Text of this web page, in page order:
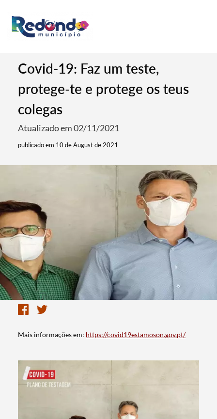
Covid-19: Faz um teste,
protege-te e protege os teus
colegas
Atualizado em 02/11/2021
publicado em 10 de August de 2021
Mais informações em: https://covid19estamoson.gov.pt/